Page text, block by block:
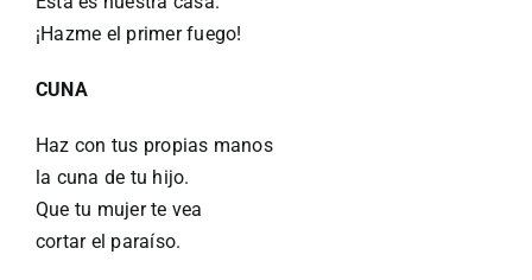
¡Hazme el primer fuego!
CUNA
Haz con tus propias manos
la cuna de tu hijo.
Que tu mujer te vea
cortar el paraíso.